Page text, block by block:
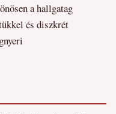
a hallgatag
és diszkrét